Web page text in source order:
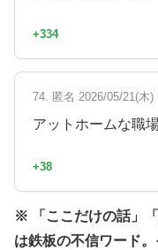
+334
74. 匿名 2026/05/21(木)
アットホームな職
+38
※ 「ここだけの話」
は鉄板の不信ワード